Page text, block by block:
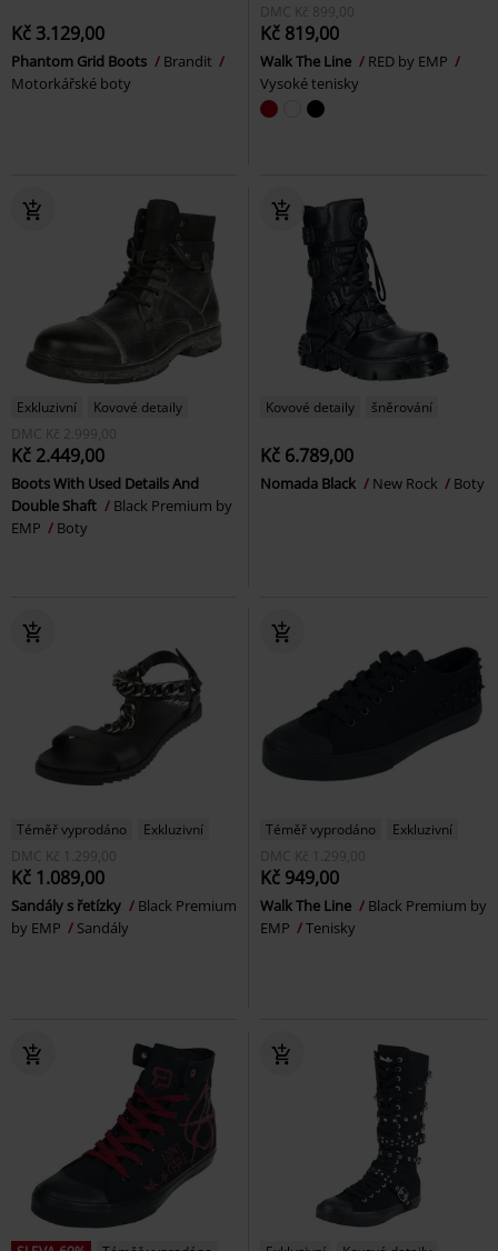
Kč 3.129,00
Phantom Grid Boots
Brandit
Motorkářské boty
DMC
Kč 899,00
Kč 819,00
Walk The Line
RED by EMP
Vysoké tenisky
Exkluzivní
Kovové detaily
DMC
Kč 2.999,00
Kč 2.449,00
Boots With Used Details And
Double Shaft
Black Premium by
EMP
Boty
Kovové detaily šněrování
Kč 6.789,00
Nomada Black New Rock Boty
Téměř vyprodáno
Exkluzivní
DMC
Kč 1.299,00
Kč 1.089,00
Sandály s řetízky
Black Premium
by EMP
Sandály
Téměř vyprodáno
Exkluzivní
DMC
Kč 1.299,00
Kč 949,00
Walk The Line
Black Premium by
EMP
Tenisky